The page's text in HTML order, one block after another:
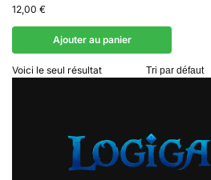
12,00 €
Ajouter au panier
Voici le seul résultat